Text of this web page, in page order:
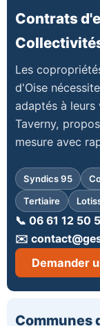
Contrats
Les
d'Oise
adaptés à leurs
Taverny,
mesure avec
Syndics 95
Tertiaire
📞 06 61 12 50
✉️
Demander
Communes